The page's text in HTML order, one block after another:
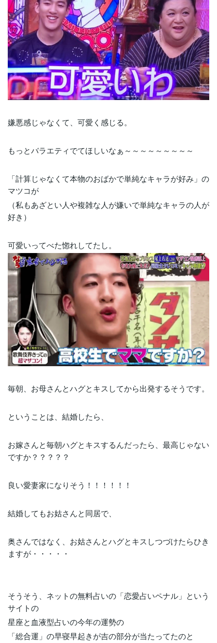
嫌悪感じゃなくて、可愛く感じる。
もっとバラエティでてほしいなぁ～～～～～～～～～
「計算じゃなくて本物のおばかで単純なキャラが好み」の
マツコが
（私もあざとい人や複雑な人が嫌いで単純なキャラの人が
好き）
可愛いってべた惚れしてたし。
毎朝、お母さんとハグとキスしてから出発するそうです。
ということは、結婚したら、
お嫁さんと毎朝ハグとキスするんだったら、最高じゃない
ですか？？？？？
良い愛妻家になりそう！！！！！！
結婚してもお姑さんと同居で、
奥さんではなく、お姑さんとハグとキスしつづけたらひき
ますが・・・・・
そうそう、ネットの無料占いの「恋愛占いペナル」という
サイトの
星座と血液型占いの今年の運勢の
「総合運」の早寝早起きが吉の部分が当たってたのと